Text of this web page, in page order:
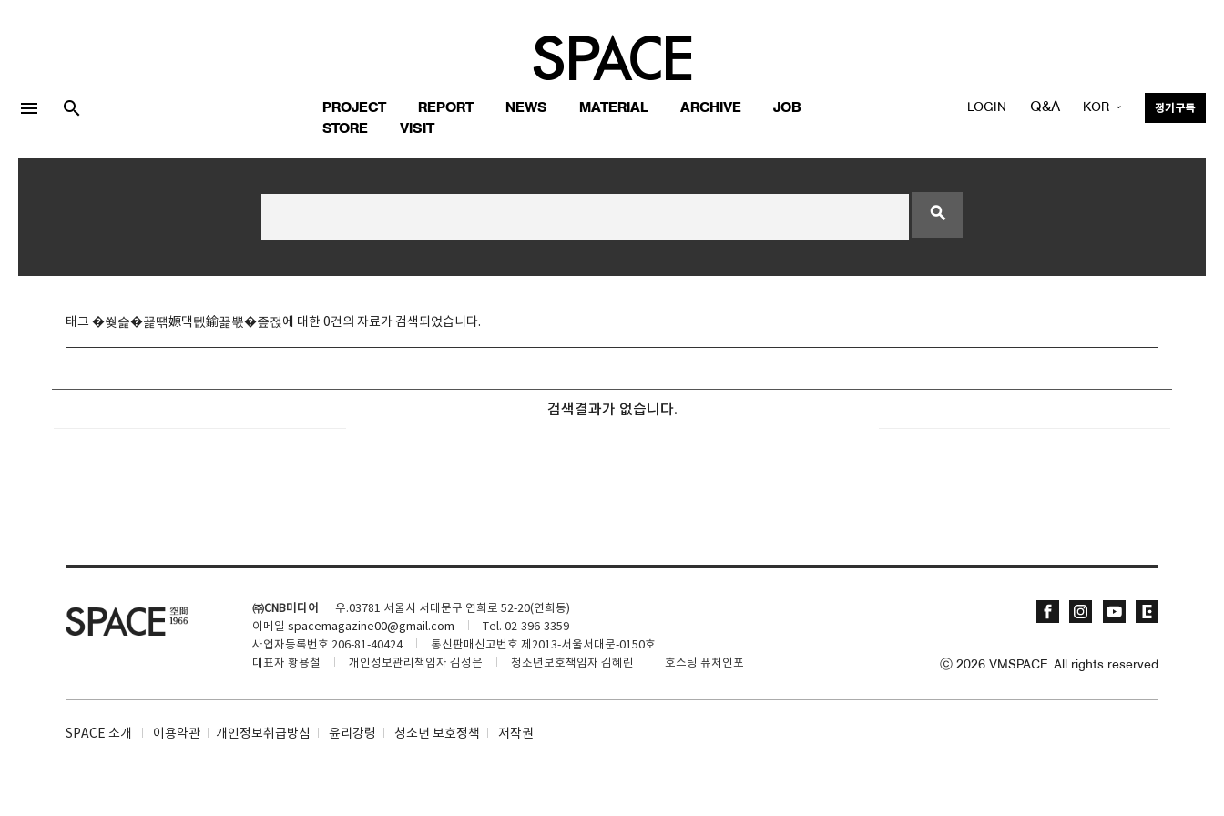
Twitter 로그인
기사문의
Contact
menu search PROJECT REPORT NEWS MATERIAL ARCHIVE
JOB
STORE
VISIT
LOGIN Q&A KOR 정기구독
search
태그 �쒖슱�꾩떆嫄댁텞鍮꾩뿏�좊젅에 대한 0건의 자료가 검색되었습니다.
검색결과가 없습니다.
㈜CNB미디어
우.03781 서울시 서대문구 연희로 52-20(연희동)
이메일 spacemagazine00@gmail.com
Tel. 02-396-3359
사업자등록번호 206-81-40424
통신판매신고번호 제2013-서울서대문-0150호
대표자 황용철
개인정보관리책임자 김정은 청소년보호책임자 김혜린 호스팅 퓨처인포 ⓒ 2026 VMSPACE. All rights reserved
SPACE 소개 이용약관 개인정보취급방침 윤리강령 청소년 보호정책 저작권